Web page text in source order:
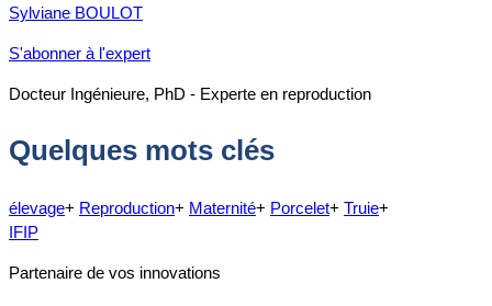
Sylviane BOULOT
S'abonner à l'expert
Docteur Ingénieure, PhD - Experte en reproduction
Quelques mots clés
élevage+ Reproduction+ Maternité+ Porcelet+ Truie+
IFIP
Partenaire de vos innovations